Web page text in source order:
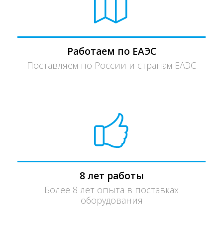
Работаем по ЕАЭС
Поставляем по России и странам ЕАЭС
8 лет работы
Более 8 лет опыта в поставках
оборудования